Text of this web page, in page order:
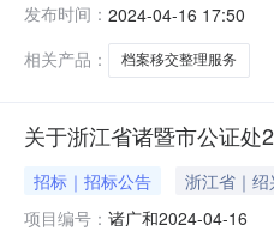
879116194、地址：
发布时间： 2024-04-16 17:50
相关产品：
档案移交整理服务
关于浙江省诸暨市公证处
招标｜招标公告
浙江省｜
项目编号： 诸广和2024-04-16